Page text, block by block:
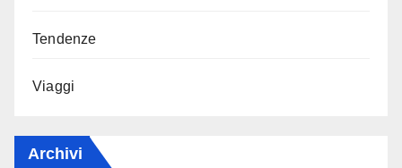
Tendenze
Viaggi
Archivi